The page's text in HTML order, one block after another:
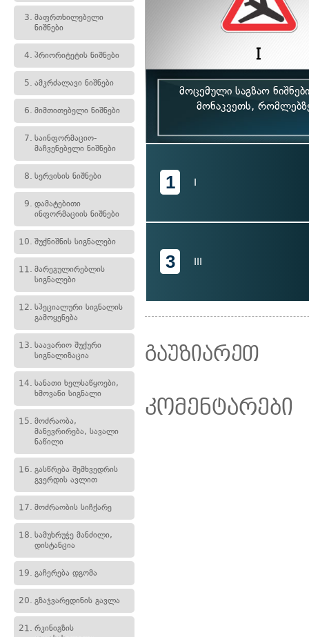
3. მაფრთხილებელი
ნიშნები
4. პრიორიტეტის ნიშნები
5. ამკრძალავი ნიშნები
6. მიმთითებელი ნიშნები
7. საინფორმაციო-
მაჩვენებელი ნიშნები
8. სერვისის ნიშნები
9. დამატებითი
ინფორმაციის ნიშნები
10. შუქნიშნის სიგნალები
11. მარეგულირებლის
სიგნალები
12. სპეციალური სიგნალის
გამოყენება
13. საავარიო შუქური
სიგნალიზაცია
14. სანათი ხელსაწყოები,
ხმოვანი სიგნალი
15. მოძრაობა,
მანევრირება, სავალი
ნაწილი
16. გასწრება შემხვედრის
გვერდის ავლით
17. მოძრაობის სიჩქარე
18. სამუხრუჭე მანძილი,
დისტანცია
19. გაჩერება დგომა
20. გზაჯვარედინის გავლა
21. რკინიგზის
მოცემული საგზაო
მონაკვეთს,
1 I
3 III
გაუზიარეთ
კომენტარები